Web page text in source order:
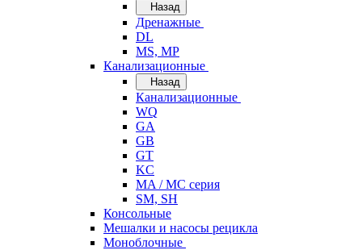
Назад
Дренажные
DL
MS, MP
Канализационные
Назад
Канализационные
WQ
GA
GB
GT
KC
MA / MC серия
SM, SH
Консольные
Мешалки и насосы рецикла
Моноблочные